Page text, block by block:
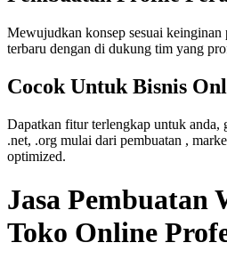
Mewujudkan konsep sesuai keinginan
terbaru dengan di dukung tim yang
Cocok Untuk Bisnis
Dapatkan fitur terlengkap untuk anda,
.net, .org mulai dari pembuatan ,
optimized.
Jasa Pembuatan
Toko Online